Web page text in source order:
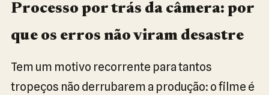
Processo por trás da câmera: por
que os erros não viram desastre
Tem um motivo recorrente para tantos
tropeços não derrubarem a produção: o filme é